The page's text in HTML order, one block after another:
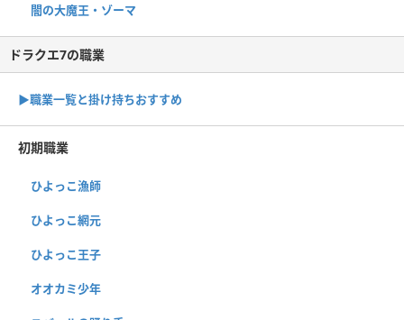
闇の大魔王・ゾーマ
ドラクエ7の職業
▶︎職業一覧と掛け持ちおすすめ
初期職業
ひよっこ漁師
ひよっこ網元
ひよっこ王子
オオカミ少年